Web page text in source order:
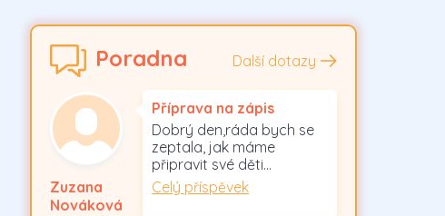
Poradna Další dotazy
Zuzana
Nováková
Příprava na zápis
Dobrý den,ráda bych se
zeptala, jak máme
připravit své děti…
Celý příspěvek